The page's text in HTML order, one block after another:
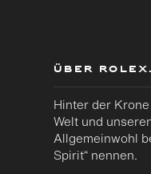
ÜBER
Hinter der
Welt und
Allgemeinwohl
Spirit“ nennen.